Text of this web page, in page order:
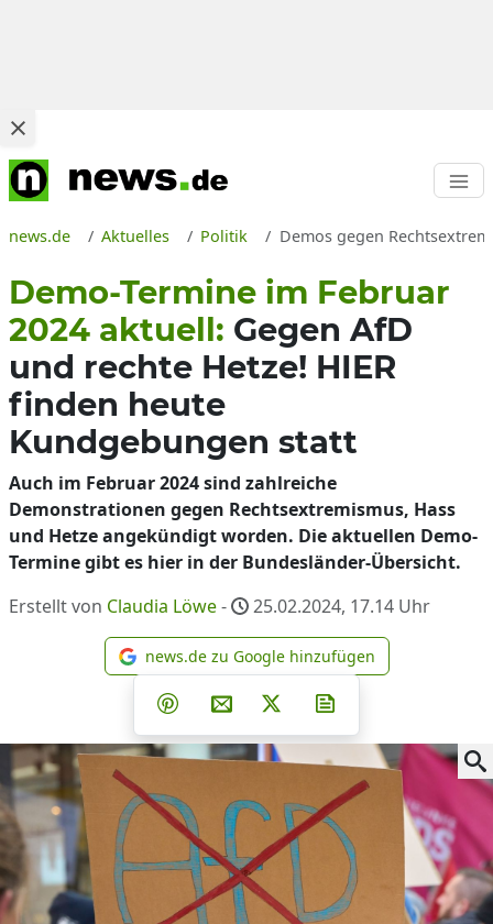
news.de Aktuelles Politik Demos gegen
Demo-Termine im Februar
2024 aktuell: Gegen AfD
und rechte Hetze! HIER
finden heute
Kundgebungen statt
Auch im Februar 2024 sind zahlreiche
Demonstrationen gegen Rechtsextremismus, Hass
und Hetze angekündigt worden. Die aktuellen Demo-
Termine gibt es hier in der Bundesländer-Übersicht.
Erstellt von Claudia Löwe- 25.02.2024, 17.14 Uhr
news.de zu Google
news.de zu Google hinzufügen
Teilen auf Facebook
Teilen auf Whatsapp
Teilen auf Telegram
Teilen auf Pinterest
Per E-Mail teilen
Post auf X